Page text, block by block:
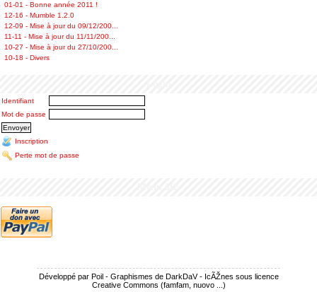
01-01 - Bonne année 2011 !
12-16 - Mumble 1.2.0
12-09 - Mise à jour du 09/12/200...
11-11 - Mise à jour du 11/11/200...
10-27 - Mise à jour du 27/10/200...
10-18 - Divers
Identifiant
Mot de passe
Inscription
Perte mot de passe
Développé par Poil - Graphismes de DarkDaV - IcÃŽnes sous licence
Creative Commons (famfam, nuovo ...)